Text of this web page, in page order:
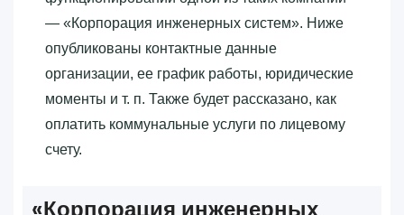
— «‎Корпорация инженерных систем»‎. Ниже
опубликованы контактные данные
организации, ее график работы, юридические
моменты и т. п. Также будет рассказано, как
оплатить коммунальные услуги по лицевому
счету.
«‎Корпорация инженерных